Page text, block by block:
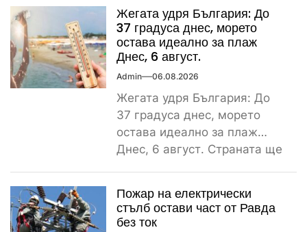
сутрин...
Жегата удря България: До
37 градуса днес, морето
остава идеално за плаж
Днес, 6 август.
Admin 06.08.2026
Жегата удря България: До
37 градуса днес, морето
остава идеално за плаж
Днес, 6 август. Страната ще
Пожар на електрически
стълб остави част от Равда
без ток